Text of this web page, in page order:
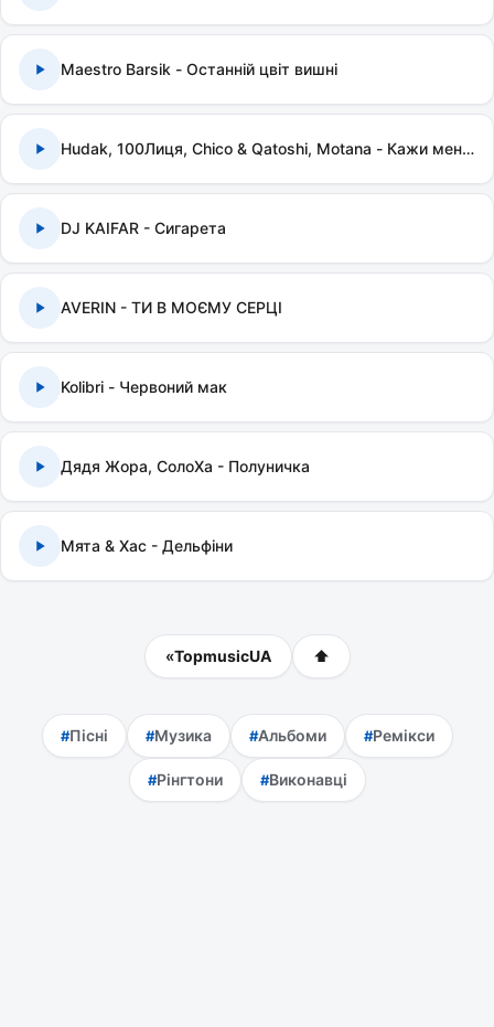
Maestro Barsik - Останній цвіт вишні
Hudak, 100Лиця, Chico & Qatoshi, Motana - Кажи мені правду
DJ KAIFAR - Сигарета
AVERIN - ТИ В МОЄМУ СЕРЦІ
Kolibri - Червоний мак
Дядя Жора, СолоХа - Полуничка
Мята & Хас - Дельфіни
«TopmusicUA ⬆
Пісні Музика Альбоми Ремікси
Рінгтони Виконавці